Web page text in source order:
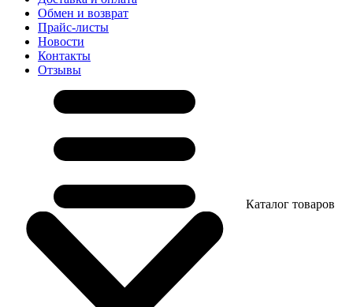
Обмен и возврат
Прайс-листы
Новости
Контакты
Отзывы
Каталог товаров